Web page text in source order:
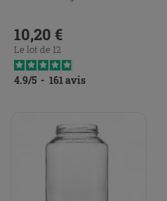
Prix
10,20 €
Le lot de 12
4.9/5 - 161avis